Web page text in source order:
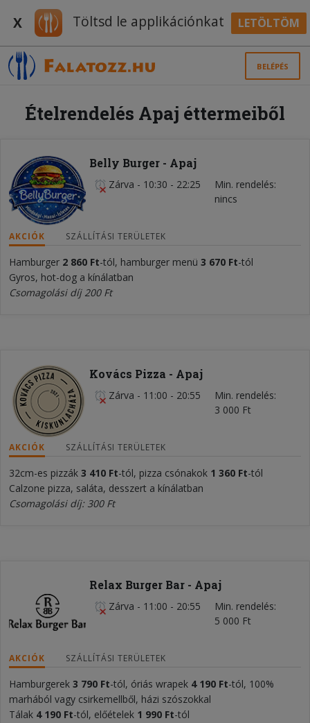
X Töltsd le applikációnkat LETÖLTÖM
BELÉPÉS
Ételrendelés Apaj éttermeiből
Belly Burger - Apaj
Zárva - 10:30 - 22:25
Min. rendelés
nincs
AKCIÓK SZÁLLÍTÁSI TERÜLETEK
Hamburger 2 860 Ft-tól, hamburger menü 3 670 Ft-tól
Gyros, hot-dog a kínálatban
Csomagolási díj 200 Ft
Kovács Pizza - Apaj
Zárva - 11:00 - 20:55
Min. rendelés
3 000 Ft
AKCIÓK SZÁLLÍTÁSI TERÜLETEK
32cm-es pizzák 3 410 Ft-tól, pizza csónakok 1 360 Ft-tól
Calzone pizza, saláta, desszert a kínálatban
Csomagolási díj: 300 Ft
Relax Burger Bar - Apaj
Zárva - 11:00 - 20:55
Min. rendelés
5 000 Ft
AKCIÓK SZÁLLÍTÁSI TERÜLETEK
Hamburgerek 3 790 Ft-tól, óriás wrapek 4 190 Ft-tól, 100%
marhából vagy csirkemellből, házi szószokkal
Tálak 4 190 Ft-tól, előételek 1 990 Ft-tól